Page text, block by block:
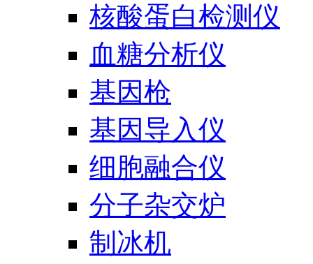
核酸蛋白检测仪
血糖分析仪
基因枪
基因导入仪
细胞融合仪
分子杂交炉
制冰机